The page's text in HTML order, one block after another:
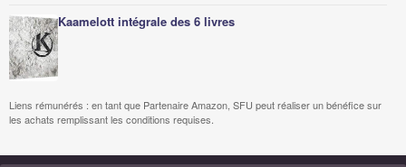
Kaamelott intégrale des 6 livres
Liens rémunérés : en tant que Partenaire Amazon, SFU peut réaliser un bénéfice sur
les achats remplissant les conditions requises.